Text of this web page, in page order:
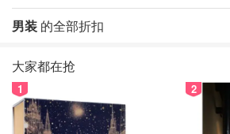
男装 的全部折扣
大家都在抢
1 2